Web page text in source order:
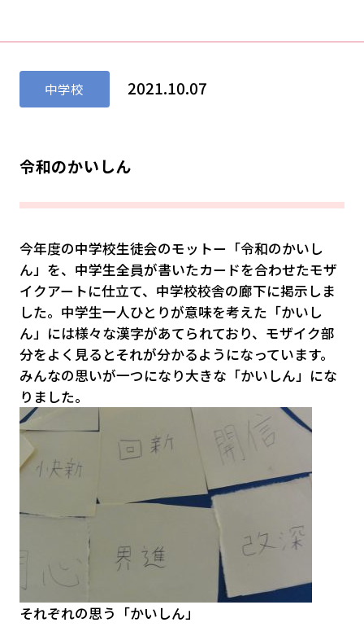
中学校 2021.10.07
令和のかいしん
今年度の中学校生徒会のモットー「令和のかいし
ん」を、 中学生全員が書いたカードを合わせたモザ
イクアートに仕立て、 中学校校舎の廊下に掲示しま
した。 中学生一人ひとりが意味を考えた「かいし
ん」 には様々な漢字があてられており、 モザイク部
分をよく見るとそれが分かるようになっています。
みんなの思いが一つになり大きな「かいしん」にな
りました。
それぞれの思う「かいしん」